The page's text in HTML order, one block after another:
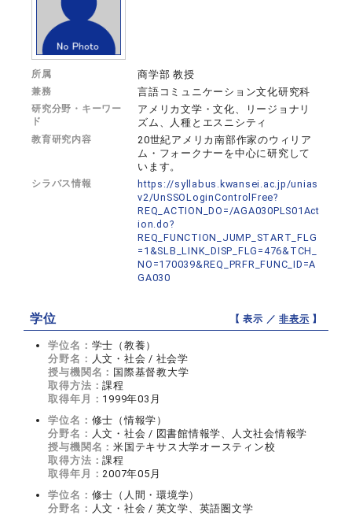
所属 商学部 教授
兼務 言語コミュニケーション文化研究科
研究分野・キーワー
ド
アメリカ文学・文化、リージョナリ
ズム、人種とエスニシティ
教育研究内容
20世紀アメリカ南部作家のウィリア
ム・フォークナーを中心に研究して
います。
シラバス情報
https://syllabus.kwansei.ac.jp/unias
v2/UnSSOLoginControlFree?
REQ_ACTION_DO=/AGA030PLS01Act
ion.do?
REQ_FUNCTION_JUMP_START_FLG
=1&SLB_LINK_DISP_FLG=476&TCH_
NO=170039&REQ_PRFR_FUNC_ID=A
GA030
学位 【 表示 ／非表示 】
学位名： 学士（教養）
分野名： 人文・社会 / 社会学
授与機関名： 国際基督教大学
取得方法：課程
取得年月： 1999年03月
学位名： 修士（情報学）
分野名： 人文・社会 / 図書館情報学、人文社会情報学
授与機関名：米国テキサス大学オースティン校
取得方法：課程
取得年月：2007年05月
学位名： 修士（人間・環境学）
分野名： 人文・社会 / 英文学、英語圏文学